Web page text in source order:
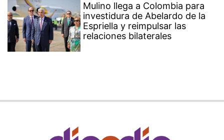
Mulino llega a Colombia para
investidura de Abelardo de la
Espriella y reimpulsar las
relaciones bilaterales